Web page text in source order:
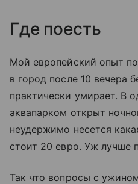
Где поесть
Мой европейский опыт
в город после 10 вечера
практически умирает. В
аквапарком открыт
неудержимо несется
стоит 20 евро. Уж лучше
Так что вопросы с